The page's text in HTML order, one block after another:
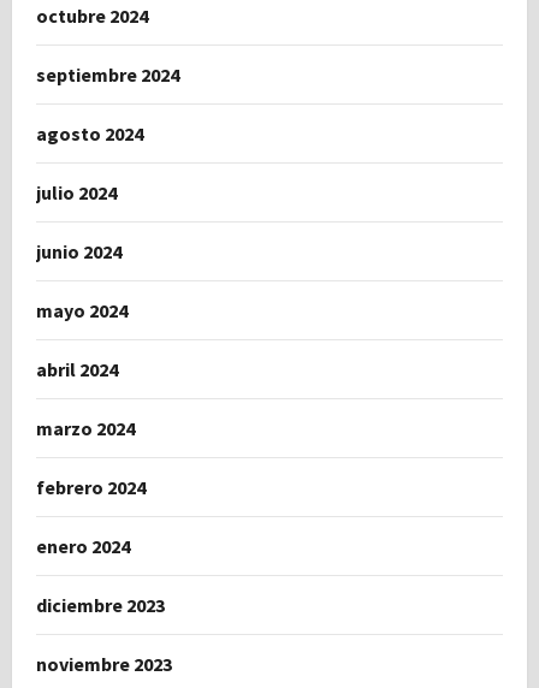
octubre 2024
septiembre 2024
agosto 2024
julio 2024
junio 2024
mayo 2024
abril 2024
marzo 2024
febrero 2024
enero 2024
diciembre 2023
noviembre 2023